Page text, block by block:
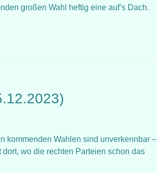
großen Wahl heftig eine auf’s Dach.
kommenden Wahlen sind unverkennbar –
wo die rechten Parteien schon das